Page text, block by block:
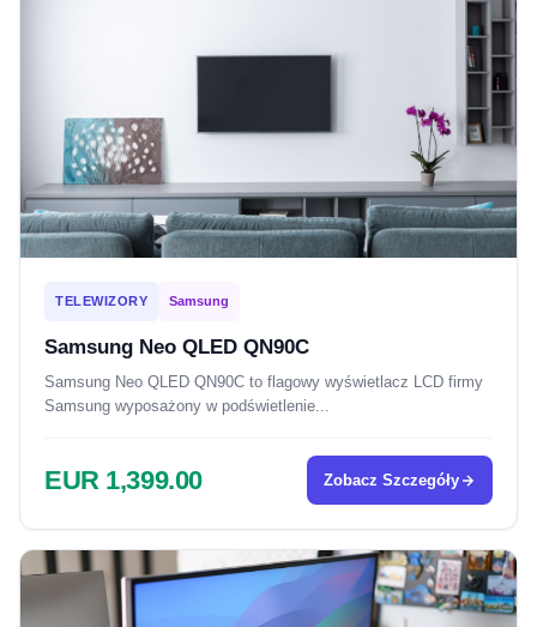
TELEWIZORY Samsung
Samsung Neo QLED QN90C
Samsung Neo QLED QN90C to flagowy wyświetlacz LCD firmy
Samsung wyposażony w podświetlenie...
EUR 1,399.00 Zobacz Szczegóły